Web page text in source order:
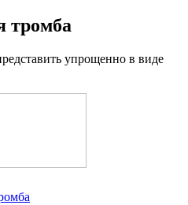
тромба
упрощенно в виде